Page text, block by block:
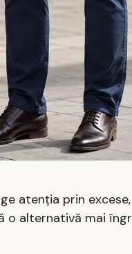
atenția prin
alternativă mai